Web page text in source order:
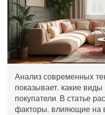
Анализ современных
показывает, какие
покупатели. В статье
факторы, влияющие на